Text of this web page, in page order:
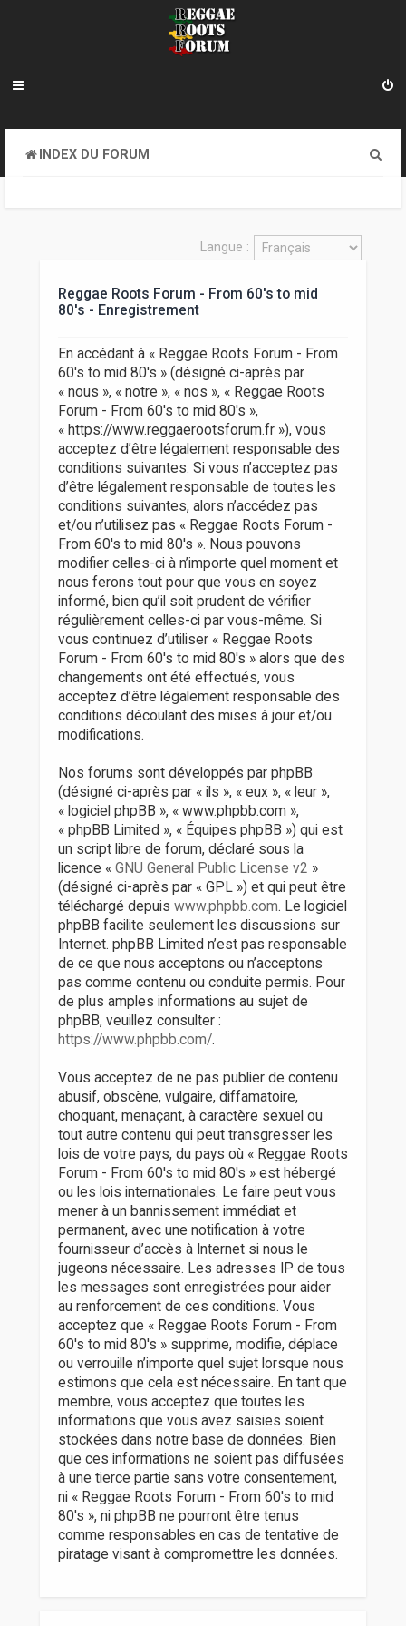
INDEX DU FORUM
Langue :
Reggae Roots Forum - From 60's to mid
80's - Enregistrement
En accédant à « Reggae Roots Forum - From
60's to mid 80's » (désigné ci-après par
« nous », « notre », « nos », « Reggae Roots
Forum - From 60's to mid 80's »,
« https://www.reggaerootsforum.fr »), vous
acceptez d’être légalement responsable des
conditions suivantes. Si vous n’acceptez pas
d’être légalement responsable de toutes les
conditions suivantes, alors n’accédez pas
et/ou n’utilisez pas « Reggae Roots Forum -
From 60's to mid 80's ». Nous pouvons
modifier celles-ci à n’importe quel moment et
nous ferons tout pour que vous en soyez
informé, bien qu’il soit prudent de vérifier
régulièrement celles-ci par vous-même. Si
vous continuez d’utiliser « Reggae Roots
Forum - From 60's to mid 80's » alors que des
changements ont été effectués, vous
acceptez d’être légalement responsable des
conditions découlant des mises à jour et/ou
modifications.
Nos forums sont développés par phpBB
(désigné ci-après par « ils », « eux », « leur »,
« logiciel phpBB », « www.phpbb.com »,
« phpBB Limited », « Équipes phpBB ») qui est
un script libre de forum, déclaré sous la
licence « GNU General Public License v2 »
(désigné ci-après par « GPL ») et qui peut être
téléchargé depuis www.phpbb.com. Le logiciel
phpBB facilite seulement les discussions sur
Internet. phpBB Limited n’est pas responsable
de ce que nous acceptons ou n’acceptons
pas comme contenu ou conduite permis. Pour
de plus amples informations au sujet de
phpBB, veuillez consulter :
https://www.phpbb.com/.
Vous acceptez de ne pas publier de contenu
abusif, obscène, vulgaire, diffamatoire,
choquant, menaçant, à caractère sexuel ou
tout autre contenu qui peut transgresser les
lois de votre pays, du pays où « Reggae Roots
Forum - From 60's to mid 80's » est hébergé
ou les lois internationales. Le faire peut vous
mener à un bannissement immédiat et
permanent, avec une notification à votre
fournisseur d’accès à Internet si nous le
jugeons nécessaire. Les adresses IP de tous
les messages sont enregistrées pour aider
au renforcement de ces conditions. Vous
acceptez que « Reggae Roots Forum - From
60's to mid 80's » supprime, modifie, déplace
ou verrouille n’importe quel sujet lorsque nous
estimons que cela est nécessaire. En tant que
membre, vous acceptez que toutes les
informations que vous avez saisies soient
stockées dans notre base de données. Bien
que ces informations ne soient pas diffusées
à une tierce partie sans votre consentement,
ni « Reggae Roots Forum - From 60's to mid
80's », ni phpBB ne pourront être tenus
comme responsables en cas de tentative de
piratage visant à compromettre les données.